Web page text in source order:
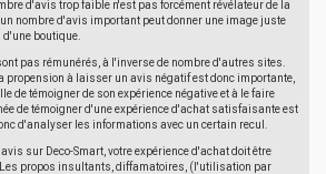
d'avis trop faible n'est pas forcément révélateur de la
nombre d'avis important peut donner une image juste
boutique.
pas rémunérés, à l'inverse de nombre d'autres sites.
propension à laisser un avis négatif est donc importante,
de témoigner de son expérience négative et à le faire
de témoigner d'une expérience d'achat satisfaisante est
d'analyser les informations avec un certain recul.
sur Deco-Smart, votre expérience d'achat doit être
Les propos insultants, diffamatoires, (l'utilisation par